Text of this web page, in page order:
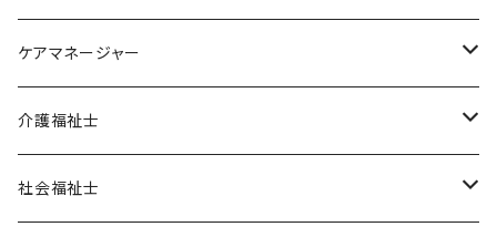
ケアマネージャー
オリジナル教材
ポイント集
模擬試験
介護福祉士
在宅模擬試験
社会福祉士